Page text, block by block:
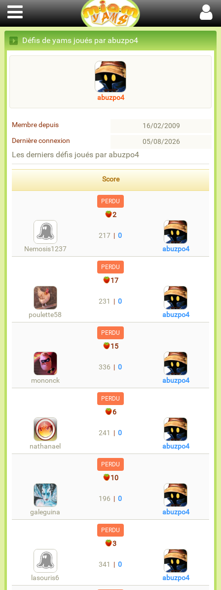
Défis de yams joués par abuzpo4
abuzpo4
Membre depuis
16/02/2009
Dernière connexion
05/08/2026
Les derniers défis joués par abuzpo4
Score
PERDU
2
Nemosis1237
217 |0
abuzpo4
PERDU
17
poulette58
231 |0
abuzpo4
PERDU
15
mononck
336 |0
abuzpo4
PERDU
6
nathanael
241 |0
abuzpo4
PERDU
10
galeguina
196 |0
abuzpo4
PERDU
3
lasouris6
341 |0
abuzpo4